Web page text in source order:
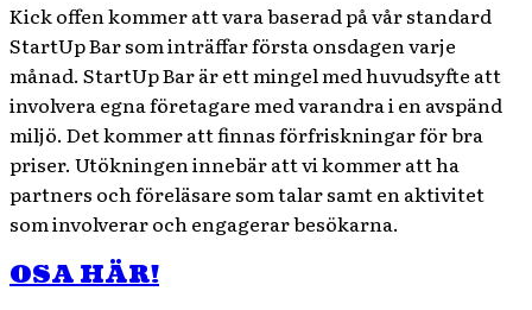
Kick offen kommer att vara baserad på vår standard
StartUp Bar som inträffar första onsdagen varje
månad. StartUp Bar är ett mingel med huvudsyfte att
involvera egna företagare med varandra i en avspänd
miljö. Det kommer att finnas förfriskningar för bra
priser. Utökningen innebär att vi kommer att ha
partners och föreläsare som talar samt en aktivitet
som involverar och engagerar besökarna.
OSA HÄR!